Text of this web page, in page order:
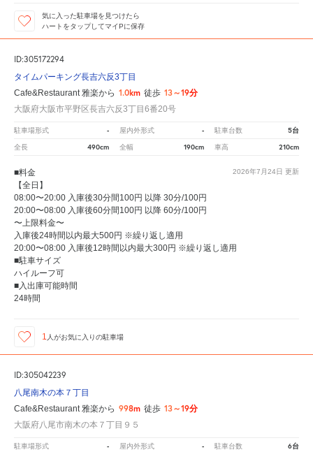
気に入った駐車場を見つけたら
ハートをタップしてマイPに保存
ID:305172294
タイムパーキング長吉六反3丁目
Cafe&Restaurant 雅楽から 1.0km 徒歩 13～19分
大阪府大阪市平野区長吉六反3丁目6番20号
駐車場形式 - 屋内外形式 - 駐車台数 5台
全長 490cm 全幅 190cm 車高 210cm
2026年7月24日 更新
■料金
【全日】
08:00〜20:00 入庫後30分間100円 以降 30分/100円
20:00〜08:00 入庫後60分間100円 以降 60分/100円
〜上限料金〜
入庫後24時間以内最大500円 ※繰り返し適用
20:00〜08:00 入庫後12時間以内最大300円 ※繰り返し適用
■駐車サイズ
ハイルーフ可
■入出庫可能時間
24時間
1 人がお気に入りの駐車場
ID:305042239
八尾南木の本７丁目
Cafe&Restaurant 雅楽から 998m 徒歩 13～19分
大阪府八尾市南木の本７丁目９５
駐車場形式 - 屋内外形式 - 駐車台数 6台